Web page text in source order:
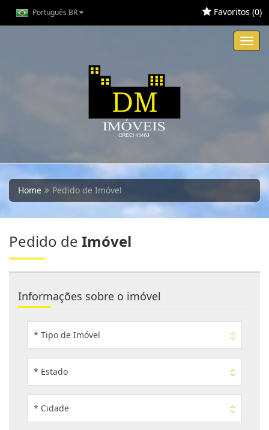
Português BR Favoritos (0)
Home Pedido de Imóvel
Pedido de Imóvel
Informações sobre o imóvel
* Tipo de Imóvel
* Estado
* Cidade